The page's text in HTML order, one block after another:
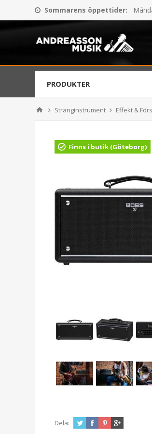
Sommarens öppettider:
PRODUKTER
Stränginstrument Effekt &
Finns i butik (Göteborg)
Dela: